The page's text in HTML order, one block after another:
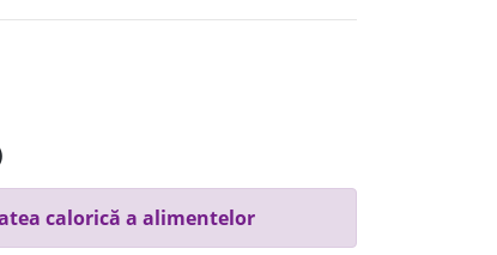
calorică a alimentelor